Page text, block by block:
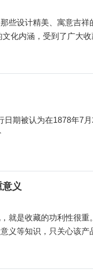
些设计精美、寓意吉祥
化内涵，受到了广大收
期被认为在1878年7月
义
就是收藏的功利性很重
义等知识，只关心该产